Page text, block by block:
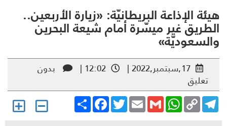
الإذاعة البريطانيّة: «زيارة الأربعين..
غير ميسّرة أمام شيعة البحرين
17,سبتمبر,2022 | 12:02 |
بدون
تعليق
Share
FacebookTwitterEmailGmail
WhatsAppCopy
Link